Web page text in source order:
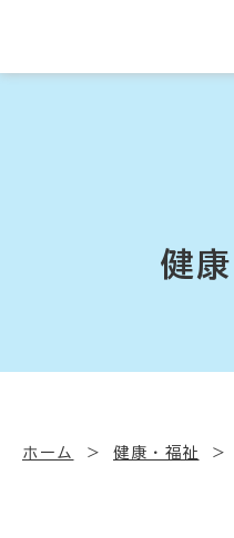
健
ホーム 健康・福祉